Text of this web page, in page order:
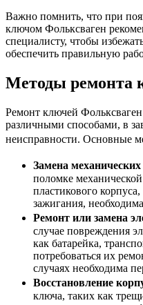
Важно помнить, что при
ключом Фольксваген
специалисту, чтобы
обеспечить правильную
Методы ремонта
Ремонт ключей
различными способами, в
неисправности. Основные
Замена механических
поломке
пластикового
зажигания,
Ремонт или замена
случае повреждения
как батарейка,
потребоваться их
случаях необходима
Восстановление
ключа, таких как